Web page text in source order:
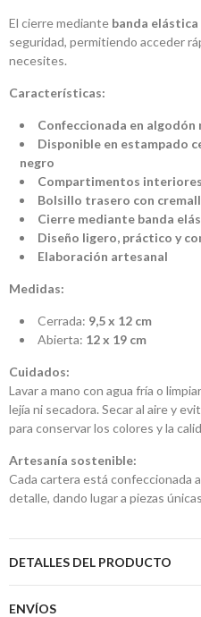
El cierre mediante banda elástica
seguridad, permitiendo acceder
necesites.
Características:
Confeccionada en
Disponible en estampado
negro
Compartimentos
Bolsillo trasero con
Cierre mediante banda
Diseño ligero, práctico y
Elaboración artesanal
Medidas:
Cerrada: 9,5 x 12 cm
Abierta: 12 x 19 cm
Cuidados:
Lavar a mano con agua fría o
lejía ni secadora. Secar al aire y
para conservar los colores y la
Artesanía sostenible:
Cada cartera está confeccionada
detalle, dando lugar a piezas
DETALLES DEL PRODUCTO
ENVÍOS